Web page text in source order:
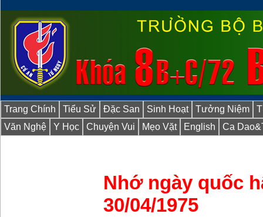
Trang Chính Tiểu Sử Đặc San Sinh Hoạt Tưởng Niệm
Văn Nghệ
Y Học Chuyện Vui Mẹo Vặt English Ca
Nhớ ngày quốc
30/04/1975